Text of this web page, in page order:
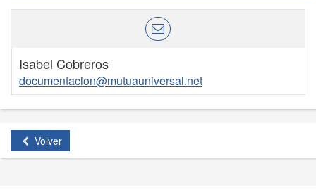
Isabel Cobreros
documentacion@mutuauniversal.net
Volver